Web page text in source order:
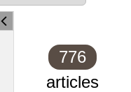
776
articles